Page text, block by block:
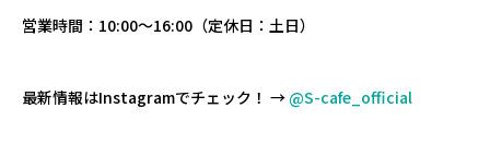
営業時間：10:00〜16:00（定休日：土日）
最新情報はInstagramでチェック！ → @S-cafe_official